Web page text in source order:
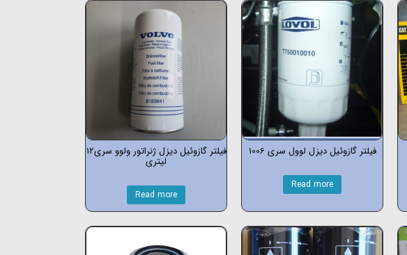
فیلتر گازوئیل دیزل لوول سری 1006
Read more
فیلتر گازوئیل دیزل ژنراتور ولوو سری12
لیتری
Read more